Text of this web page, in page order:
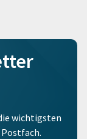
wichtigsten